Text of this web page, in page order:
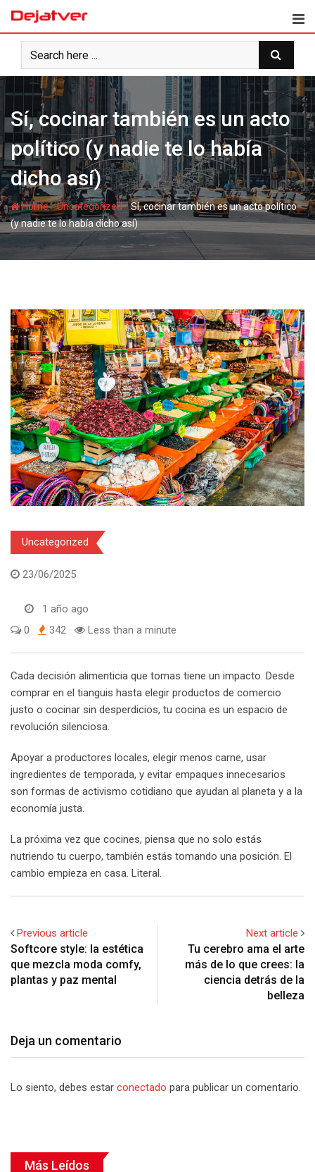
Skip
content
Sí, cocinar también es un acto
político (y nadie te lo había
dicho así)
Home-Uncategorized-Sí, cocinar también es un acto político
(y nadie te lo había dicho así)
Uncategorized
23/06/2025
1 año ago
0
342 Less than a minute
Cada decisión alimenticia que tomas tiene un impacto. Desde
comprar en el tianguis hasta elegir productos de comercio
justo o cocinar sin desperdicios, tu cocina es un espacio de
revolución silenciosa.
Apoyar a productores locales, elegir menos carne, usar
ingredientes de temporada, y evitar empaques innecesarios
son formas de activismo cotidiano que ayudan al planeta y a la
economía justa.
La próxima vez que cocines, piensa que no solo estás
nutriendo tu cuerpo, también estás tomando una posición. El
cambio empieza en casa. Literal.
Previous article
Softcore style: la estética
que mezcla moda comfy,
plantas y paz mental
Next article
Tu cerebro ama el arte
más de lo que crees: la
ciencia detrás de la
belleza
Deja un comentario
Lo siento, debes estar conectado para publicar un comentario.
Más Leídos